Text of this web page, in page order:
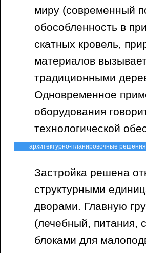
миру (современный
обособленность в
скатных кровель,
материалов
традиционными
Одновременное
оборудования
технологической
архитектурно-планировочные
Застройка решена
структурными
дворами. Главную
(лечебный, питания,
блоками для